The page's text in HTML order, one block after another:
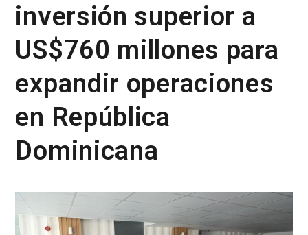
inversión superior a
US$760 millones para
expandir operaciones
en República
Dominicana